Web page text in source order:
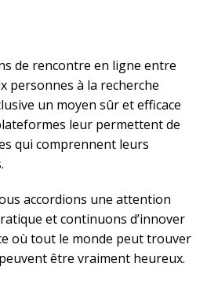
de rencontre en ligne entre
personnes à la recherche
un moyen sûr et efficace
leur permettent de
qui comprennent leurs
accordions une attention
et continuons d’innover
où tout le monde peut trouver
être vraiment heureux.